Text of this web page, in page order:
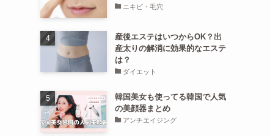
ニキビ・毛穴
産後エステはいつからOK？出
産太りの解消に効果的なエステ
は？
ダイエット
韓国美女も使ってる韓国で人気
の美顔器まとめ
アンチエイジング